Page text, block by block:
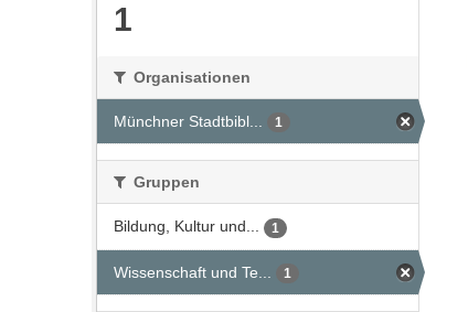
1
Organisationen
Münchner Stadtbibl... 1
Gruppen
Bildung, Kultur und... 1
Wissenschaft und Te... 1